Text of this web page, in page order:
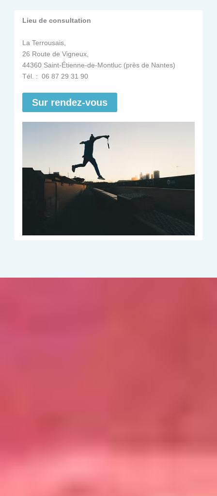
Lieu de consultation
La Terrousais,
26 Route de Vigneux,
44360 Saint-Étienne-de-Montluc (près de Nantes)
Tél. : 06 87 29 31 90
Sur rendez-vous